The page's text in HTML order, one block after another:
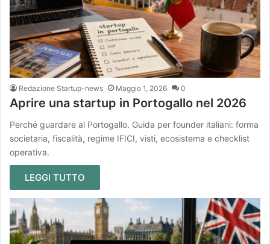
Redazione Startup-news Maggio 1, 2026 0
Aprire una startup in Portogallo nel 2026
Perché guardare al Portogallo. Guida per founder italiani: forma
societaria, fiscalità, regime IFICI, visti, ecosistema e checklist
operativa.
LEGGI TUTTO